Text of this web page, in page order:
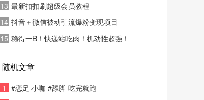
13 最新扣扣刷超级会员教程
14 抖音＋微信被动引流爆粉变现项目
15 稳得一B！快递站吃肉！机动性超强！
随机文章
1
#恋足 小咖 #舔脚 吃完就跑